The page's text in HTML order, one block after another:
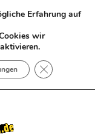
Erfahrung auf
wir
GDPR